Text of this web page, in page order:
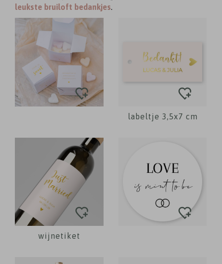
leukste bruiloft bedankjes.
labeltje 3,5x7 cm
wijnetiket